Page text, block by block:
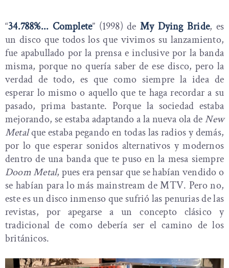
“34.788%... Complete” (1998) de My Dying Bride, es
un disco que todos los que vivimos su lanzamiento,
fue apabullado por la prensa e inclusive por la banda
misma, porque no quería saber de ese disco, pero la
verdad de todo, es que como siempre la idea de
esperar lo mismo o aquello que te haga recordar a su
pasado, prima bastante. Porque la sociedad estaba
mejorando, se estaba adaptando a la nueva ola deNew
Metalque estaba pegando en todas las radios y demás,
por lo que esperar sonidos alternativos y modernos
dentro de una banda que te puso en la mesa siempre
Doom Metal, pues era pensar que se habían vendido o
se habían para lo más mainstream de MTV. Pero no,
este es un disco inmenso que sufrió las penurias de las
revistas, por apegarse a un concepto clásico y
tradicional de como debería ser el camino de los
británicos.